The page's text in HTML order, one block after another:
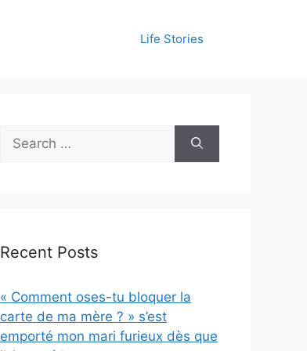
Life Stories
Search
for:
Recent Posts
« Comment oses-tu bloquer la
carte de ma mère ? » s’est
emporté mon mari furieux dès que